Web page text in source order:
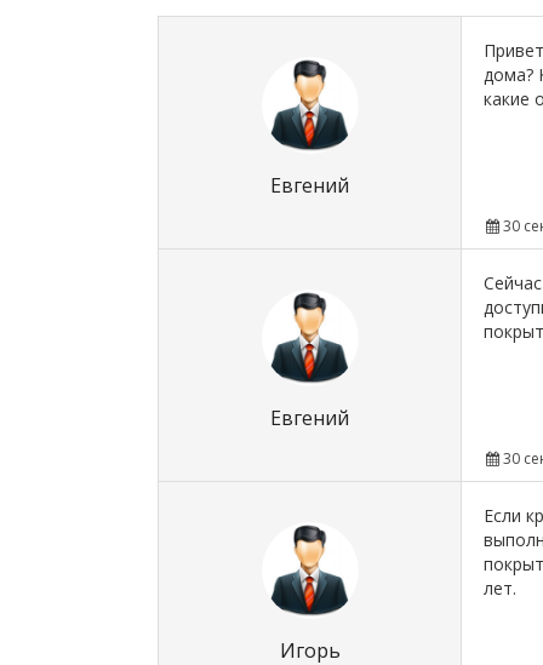
Евгений
дома?
какие
30
Евгений
30
Игорь
Если
лет.